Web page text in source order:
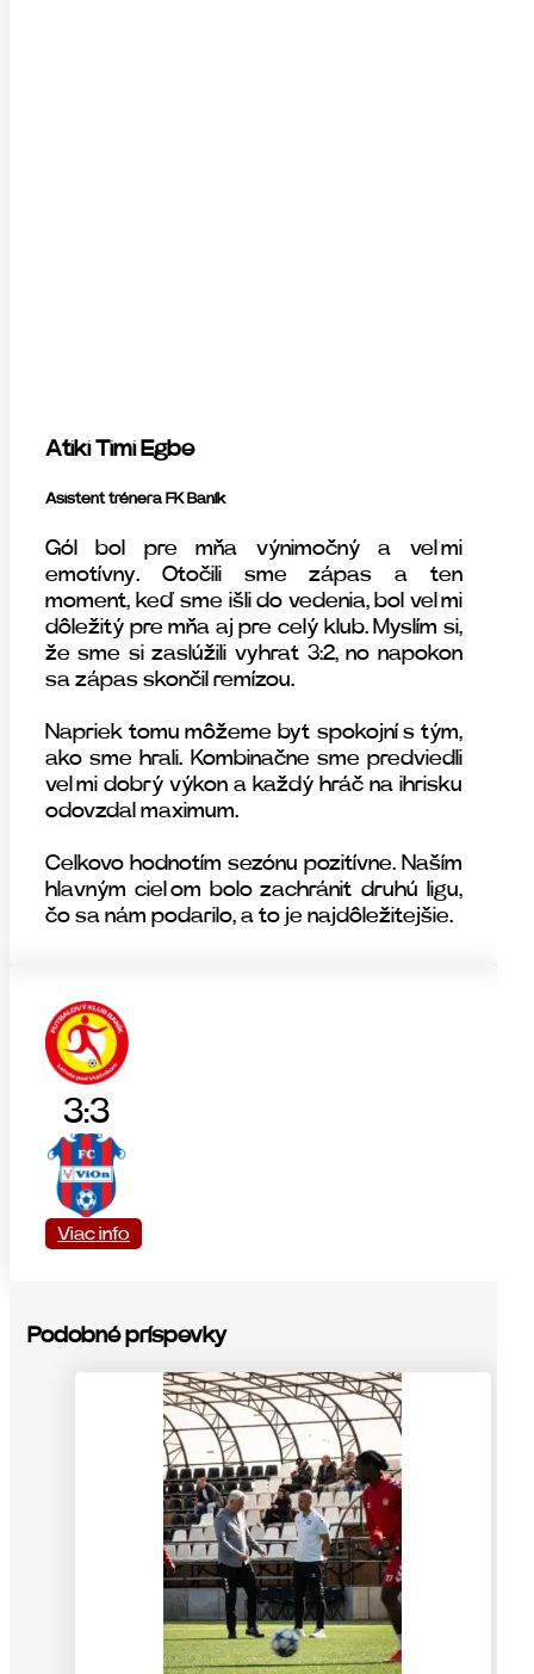
Atiki Timi Egbe
Asistent trénera FK Baník
Gól bol pre mňa výnimočný a veľmi
emotívny. Otočili sme zápas a ten
moment, keď sme išli do vedenia, bol veľmi
dôležitý pre mňa aj pre celý klub. Myslím si,
že sme si zaslúžili vyhrať 3:2, no napokon
sa zápas skončil remízou.
Napriek tomu môžeme byť spokojní s tým,
ako sme hrali. Kombinačne sme predviedli
veľmi dobrý výkon a každý hráč na ihrisku
odovzdal maximum.
Celkovo hodnotím sezónu pozitívne. Naším
hlavným cieľom bolo zachrániť druhú ligu,
čo sa nám podarilo, a to je najdôležitejšie.
3:3
Viac info
Podobné príspevky